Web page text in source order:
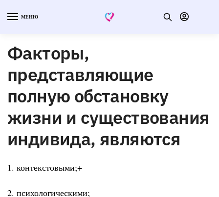
МЕНЮ
Факторы,
представляющие
полную обстановку
жизни и существования
индивида, являются
1. контекстовыми;+
2. психологическими;